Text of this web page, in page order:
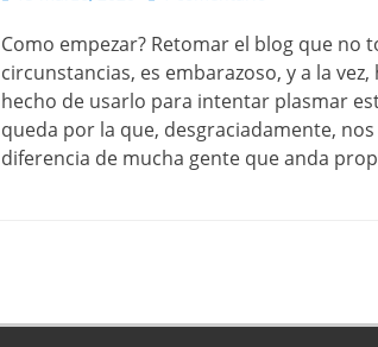
Como empezar? Retomar el blog que no
circunstancias, es embarazoso, y a la
hecho de usarlo para intentar plasmar
queda por la que, desgraciadamente,
diferencia de mucha gente que anda